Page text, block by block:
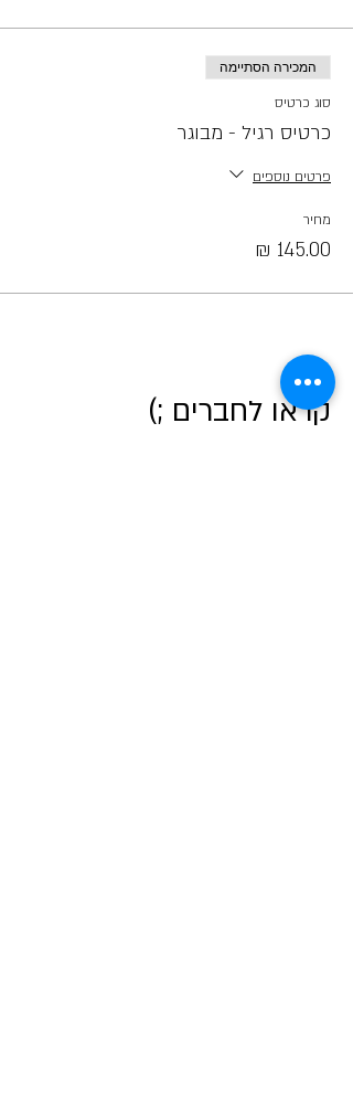
המכירה הסתיימה
סוג כרטיס
כרטיס רגיל - מבוגר
פרטים נוספים
מחיר
קראו לחברים ;)